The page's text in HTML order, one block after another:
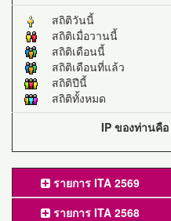
สถิติวันนี้
สถิติเมื่อวานนี้
สถิติเดือนนี้
สถิติเดือนที่แล้ว
สถิติปีนี้
สถิติทั้งหมด
IP ของท่านคือ
รายการ ITA 2569
รายการ ITA 2568